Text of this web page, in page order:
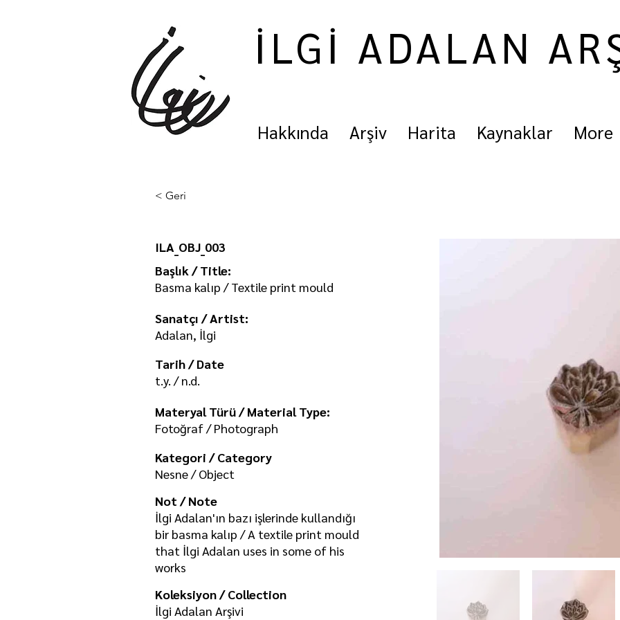
İLGİ ADALAN
Hakkında Arşiv Harita Kaynaklar More
< Geri
ILA_OBJ_003
Başlık / Title:
Basma kalıp / Textile print mould
Sanatçı / Artist:
Adalan, İlgi
Tarih / Date
t.y. / n.d.
Materyal Türü / Material Type:
Fotoğraf / Photograph
Kategori / Category
Nesne / Object
Not / Note
İlgi Adalan'ın bazı işlerinde kullandığı
bir basma kalıp / A textile print mould
that İlgi Adalan uses in some of his
works
Koleksiyon / Collection
İlgi Adalan Arşivi